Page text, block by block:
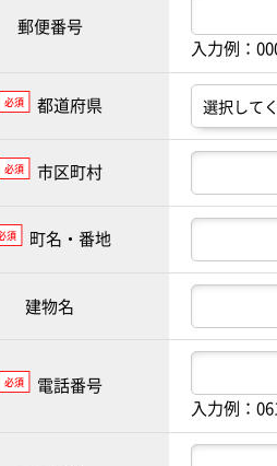
郵便番号
入力例：
必須 都道府県
必須 市区町村
須 町名・番地
建物名
必須
電話番号
入力例：